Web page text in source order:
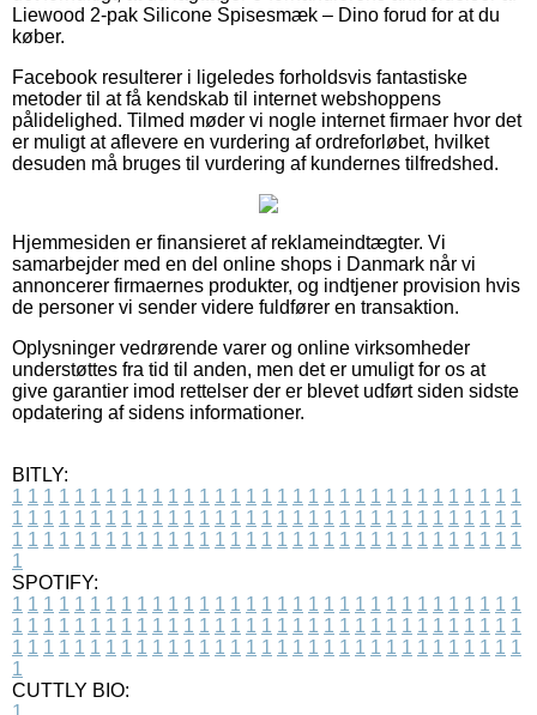
Liewood 2-pak Silicone Spisesmæk – Dino forud for at du
køber.
Facebook resulterer i ligeledes forholdsvis fantastiske
metoder til at få kendskab til internet webshoppens
pålidelighed. Tilmed møder vi nogle internet firmaer hvor det
er muligt at aflevere en vurdering af ordreforløbet, hvilket
desuden må bruges til vurdering af kundernes tilfredshed.
Hjemmesiden er finansieret af reklameindtægter. Vi
samarbejder med en del online shops i Danmark når vi
annoncerer firmaernes produkter, og indtjener provision hvis
de personer vi sender videre fuldfører en transaktion.
Oplysninger vedrørende varer og online virksomheder
understøttes fra tid til anden, men det er umuligt for os at
give garantier imod rettelser der er blevet udført siden sidste
opdatering af sidens informationer.
BITLY:
1 1 1 1 1 1 1 1 1 1 1 1 1 1 1 1 1 1 1 1 1 1 1 1 1 1 1 1 1 1 1 1 1
1 1 1 1 1 1 1 1 1 1 1 1 1 1 1 1 1 1 1 1 1 1 1 1 1 1 1 1 1 1 1 1 1
1 1 1 1 1 1 1 1 1 1 1 1 1 1 1 1 1 1 1 1 1 1 1 1 1 1 1 1 1 1 1 1 1
1
SPOTIFY:
1 1 1 1 1 1 1 1 1 1 1 1 1 1 1 1 1 1 1 1 1 1 1 1 1 1 1 1 1 1 1 1 1
1 1 1 1 1 1 1 1 1 1 1 1 1 1 1 1 1 1 1 1 1 1 1 1 1 1 1 1 1 1 1 1 1
1 1 1 1 1 1 1 1 1 1 1 1 1 1 1 1 1 1 1 1 1 1 1 1 1 1 1 1 1 1 1 1 1
1
CUTTLY BIO: